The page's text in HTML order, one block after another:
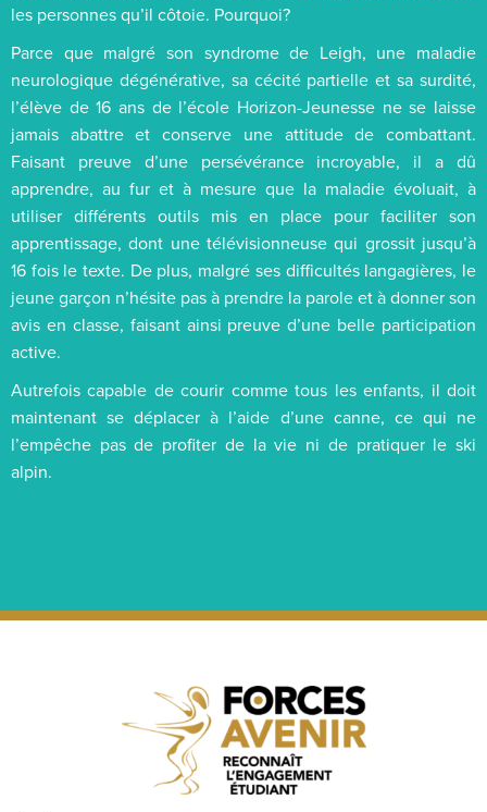
les personnes qu’il côtoie. Pourquoi?
Parce que malgré son syndrome de Leigh, une maladie
neurologique dégénérative, sa cécité partielle et sa surdité,
l’élève de 16 ans de l’école Horizon-Jeunesse ne se laisse
jamais abattre et conserve une attitude de combattant.
Faisant preuve d’une persévérance incroyable, il a dû
apprendre, au fur et à mesure que la maladie évoluait, à
utiliser différents outils mis en place pour faciliter son
apprentissage, dont une télévisionneuse qui grossit jusqu’à
16 fois le texte. De plus, malgré ses difficultés langagières, le
jeune garçon n’hésite pas à prendre la parole et à donner son
avis en classe, faisant ainsi preuve d’une belle participation
active.
Autrefois capable de courir comme tous les enfants, il doit
maintenant se déplacer à l’aide d’une canne, ce qui ne
l’empêche pas de profiter de la vie ni de pratiquer le ski
alpin.